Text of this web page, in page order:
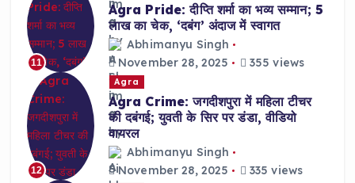
11
Agra Pride: दीप्ति शर्मा का भव्य सम्मान; 5
लाख का चेक, ‘दबंग’ अंदाज में स्वागत
Abhimanyu Singh
November 28, 2025
355 views
12
Agra
Agra Crime: जगदीशपुरा में महिला टीचर
की दबंगई; युवती के सिर पर डंडा, वीडियो
वायरल
Abhimanyu Singh
November 28, 2025
335 views